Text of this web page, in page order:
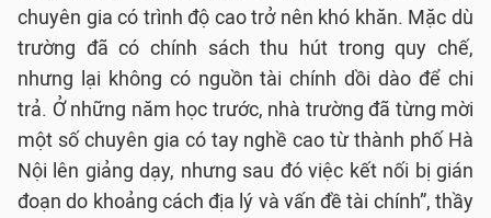
chuyên gia có trình độ cao trở nên khó khăn. Mặc dù
trường đã có chính sách thu hút trong quy chế,
nhưng lại không có nguồn tài chính dồi dào để chi
trả. Ở những năm học trước, nhà trường đã từng mời
một số chuyên gia có tay nghề cao từ thành phố Hà
Nội lên giảng dạy, nhưng sau đó việc kết nối bị gián
đoạn do khoảng cách địa lý và vấn đề tài chính”, thầy